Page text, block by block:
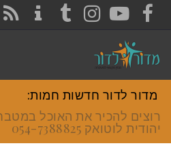
FACEBOOK
YOUTUBE
INSTAGRAM
TUMBLR
מדור לדור חדשות חמות:
רוצים להכיר את האוכל
יהודית לוטואק 054-7388825.